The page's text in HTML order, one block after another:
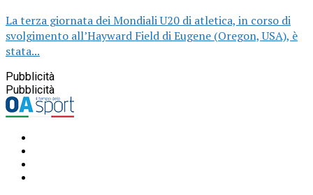
La terza giornata dei Mondiali U20 di atletica, in corso di
svolgimento all’Hayward Field di Eugene (Oregon, USA), è
stata...
Pubblicità
Pubblicità